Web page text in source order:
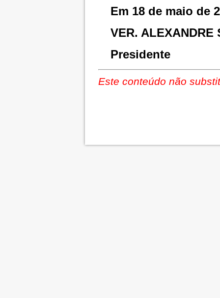
Em 18 de maio de
VER. ALEXANDRE
Presidente
Este conteúdo não